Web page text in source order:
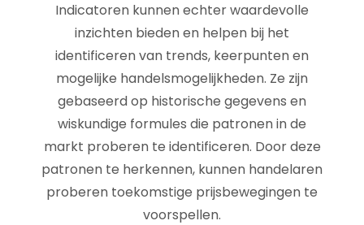
Indicatoren kunnen echter waardevolle
inzichten bieden en helpen bij het
identificeren van trends, keerpunten en
mogelijke handelsmogelijkheden. Ze zijn
gebaseerd op historische gegevens en
wiskundige formules die patronen in de
markt proberen te identificeren. Door deze
patronen te herkennen, kunnen handelaren
proberen toekomstige prijsbewegingen te
voorspellen.